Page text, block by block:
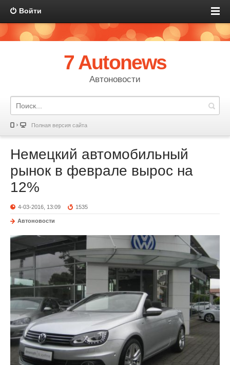
Войти
7 Autonews
Автоновости
Полная версия сайта
Немецкий автомобильный
рынок в феврале вырос на
12%
4-03-2016, 13:09 1535
Автоновости